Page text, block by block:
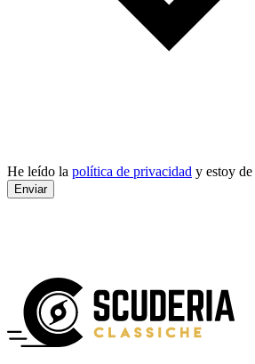
He leído la política de privacidad y estoy
Enviar